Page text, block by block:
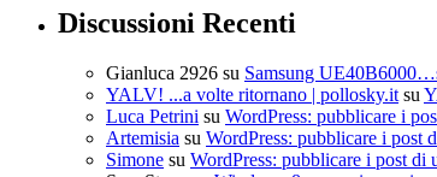
Discussioni Recenti
Gianluca 2926 su Samsung
YALV! ...a volte ritornano | pollosky.itsu
Luca Petrini su WordPress: pubblicare i
Artemisia su WordPress: pubblicare i post
Simone su WordPress: pubblicare i post di